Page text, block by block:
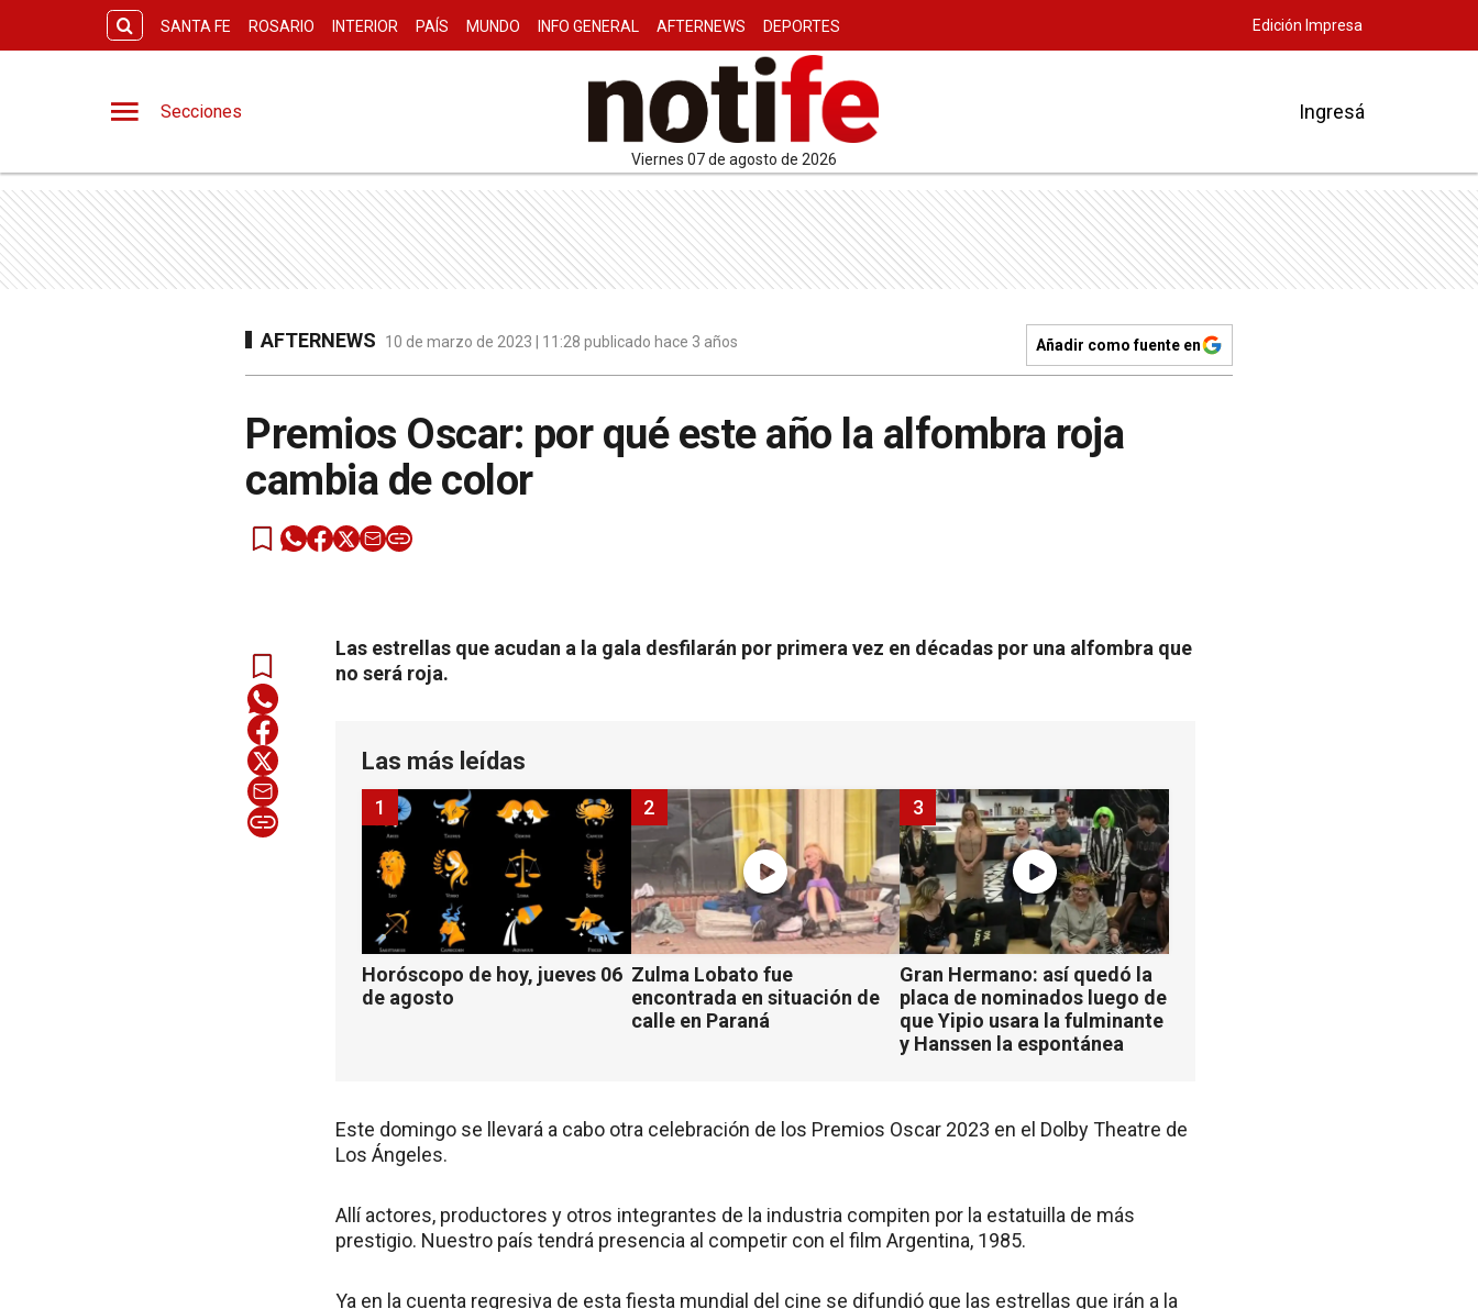
SANTA FE ROSARIO INTERIOR PAÍS MUNDO INFO GENERAL AFTERNEWS DEPORTES Edición Impresa
Secciones
viernes 07 de agosto de 2026
Ingresá
AFTERNEWS 10 de marzo de 2023 | 11:28 publicado hace 3 años Añadir como fuente en
Premios Oscar: por qué este año la alfombra roja
cambia de color
Las estrellas que acudan a la gala desfilarán por primera vez en décadas por una alfombra que
no será roja.
Las más leídas
Horóscopo de hoy, jueves 06
de agosto
1
Zulma Lobato fue
encontrada en situación de
calle en Paraná
2
Gran Hermano: así quedó la
placa de nominados luego de
que Yipio usara la fulminante
y Hanssen la espontánea
3
Este domingo se llevará a cabo otra celebración de los Premios Oscar 2023 en el Dolby Theatre de
Los Ángeles.
Allí actores, productores y otros integrantes de la industria compiten por la estatuilla de más
prestigio. Nuestro país tendrá presencia al competir con el film Argentina, 1985.
Ya en la cuenta regresiva de esta fiesta mundial del cine se difundió que las estrellas que irán a la